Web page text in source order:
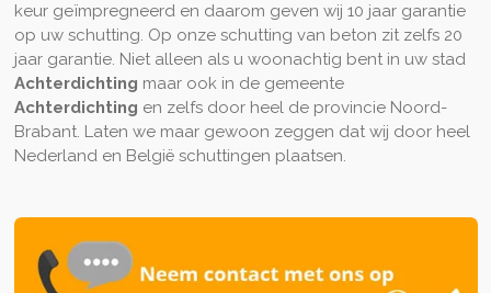
keur geïmpregneerd en daarom geven wij 10 jaar garantie
op uw schutting. Op onze schutting van beton zit zelfs 20
jaar garantie. Niet alleen als u woonachtig bent in uw stad
Achterdichting maar ook in de gemeente
Achterdichting en zelfs door heel de provincie Noord-
Brabant. Laten we maar gewoon zeggen dat wij door heel
Nederland en België schuttingen plaatsen.